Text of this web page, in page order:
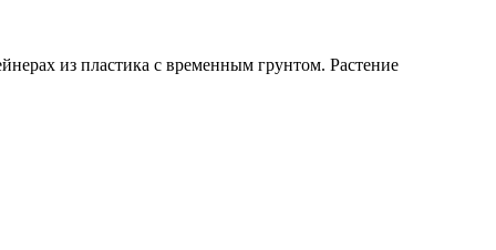
из пластика с временным грунтом. Растение